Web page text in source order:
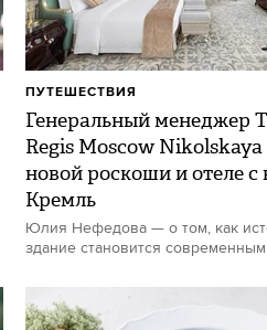
Генеральный менеджер
Regis Moscow
новой роскоши и отеле
Кремль
Юлия Нефедова — о том, как
здание становится
ПУТЕШЕСТВИЯ